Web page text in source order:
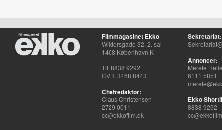
Filmmagasinet Ekko
Wildersgade 32, 2. sal
1408 København K
Tlf. 8838 9292
CVR. 3468 8443
Chefredaktør:
Claus Christensen
2729 0011
cc@ekkofilm.dk
Sekretariat:
Annoncer:
Merete
6111 5851
Ekko
8838 9292